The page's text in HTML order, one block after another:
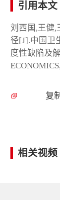
引用本文
刘西国,王健,
径[J].中国卫
度性缺陷及
复制
相关视频